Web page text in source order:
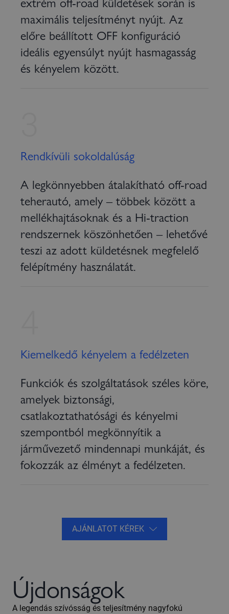
maximális teljesítményt nyújt. Az
előre beállított OFF konfiguráció
ideális egyensúlyt nyújt hasmagasság
és kényelem között.
Rendkívüli sokoldalúság
A legkönnyebben átalakítható off-road
teherautó, amely – többek között a
mellékhajtásoknak és a Hi-traction
rendszernek köszönhetően – lehetővé
teszi az adott küldetésnek megfelelő
felépítmény használatát.
Kiemelkedő kényelem a fedélzeten
Funkciók és szolgáltatások széles köre,
amelyek biztonsági,
csatlakoztathatósági és kényelmi
szempontból megkönnyítik a
járművezető mindennapi munkáját, és
fokozzák az élményt a fedélzeten.
AJÁNLATOT KÉREK
Újdonságok
A legendás szívósság és teljesítmény nagyfokú